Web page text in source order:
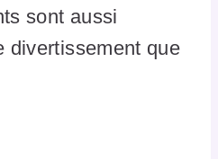
sont aussi
divertissement que